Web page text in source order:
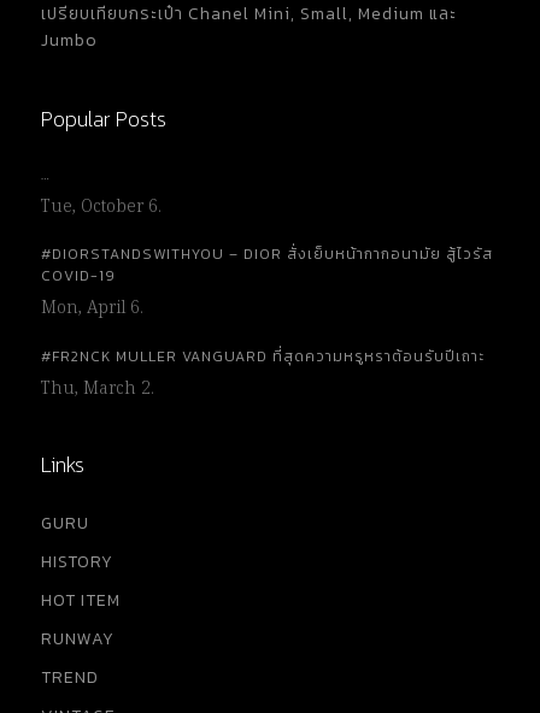
เปรียบเทียบกระเป๋า Chanel Mini, Small, Medium และ
Jumbo
Popular Posts
…
Tue, October 6.
#DIORSTANDSWITHYOU – DIOR สั่งเย็บหน้ากากอนามัย สู้ไวรัส
COVID-19
Mon, April 6.
#FR2NCK MULLER VANGUARD ที่สุดความหรูหราต้อนรับปีเถาะ
Thu, March 2.
Links
GURU
HISTORY
HOT ITEM
RUNWAY
TREND